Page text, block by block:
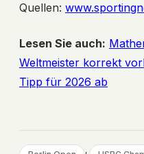
Quellen:
Lesen Sie auch:
Weltmeister korrekt
Tipp für 2026 ab
,